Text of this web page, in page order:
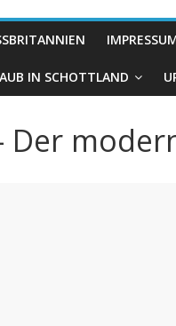
IN SCHOTTLAND
Der